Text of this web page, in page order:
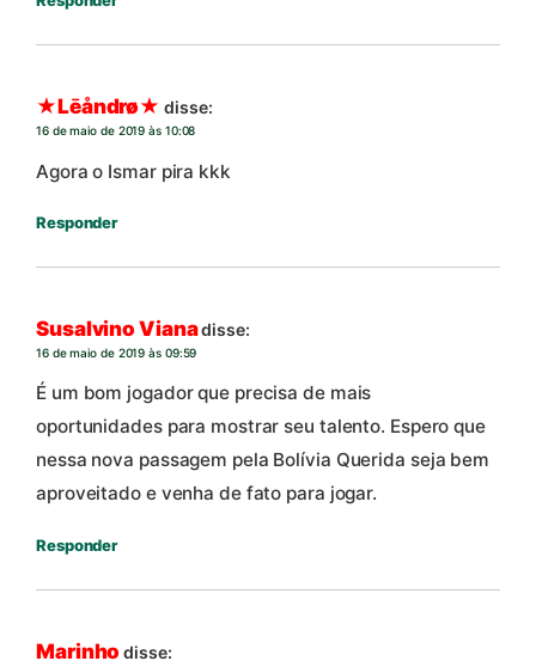
★Lēåndrø★ disse:
16 de maio de 2019 às 10:08
Agora o Ismar pira kkk
Responder
Susalvino Vianadisse:
16 de maio de 2019 às 09:59
É um bom jogador que precisa de mais
oportunidades para mostrar seu talento. Espero que
nessa nova passagem pela Bolívia Querida seja bem
aproveitado e venha de fato para jogar.
Responder
Marinho disse: